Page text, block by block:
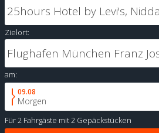
Zielort:
am:
09.08
Morgen
Für2 Fahrgäste mit2 Gepäckstücken